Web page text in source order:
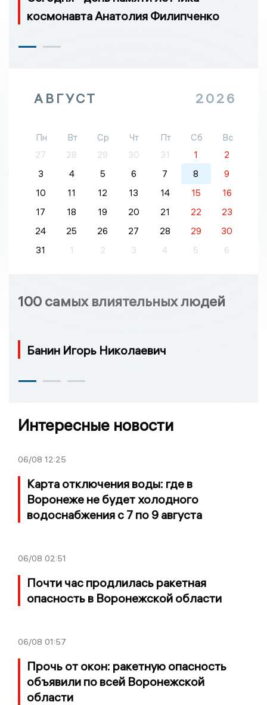
космонавта Анатолия Филипченко
АВГУСТ 2026
Пн Вт Ср Чт Пт Сб
Вс
27
28 29 30 31 1
2
3
4 5 6 7 8
9
10
11 12 13 14 15
16
17
18 19 20 21 22
23
24
25 26 27 28 29
30
31
1 2 3 4 5 6
100 самых влиятельных людей
Банин Игорь Николаевич
Интересные новости
06/08 12:25
Карта отключения воды: где в
Воронеже не будет холодного
водоснабжения с 7 по 9 августа
06/08 02:51
Почти час продлилась ракетная
опасность в Воронежской области
06/08 01:57
Прочь от окон: ракетную опасность
объявили по всей Воронежской
области